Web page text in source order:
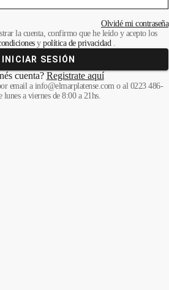
Olvidé mi contraseña
la cuenta, confirmo que he leído y acepto los
ypolítica de privacidad .
INICIAR SESIÓN
cuenta? Registrate aquí
email a info@elmarplatense.como al 0223 486-
lunes a viernes de 8:00 a 21hs.